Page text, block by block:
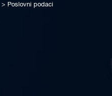
Poslovni podaci